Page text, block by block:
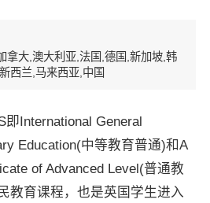
拿大,澳大利亚,法国,德国,新加坡,韩
西兰,马来西亚,中国
International General
Education(中等教育普通)和A
of Advanced Level(普通教
教育课程，也是英国学生进入